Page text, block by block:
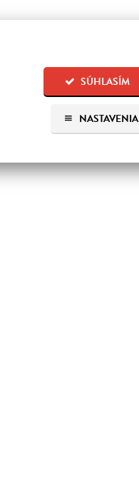
SÚHLASÍM
NASTAVENIA